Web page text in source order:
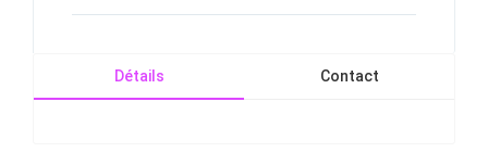
Détails Contact